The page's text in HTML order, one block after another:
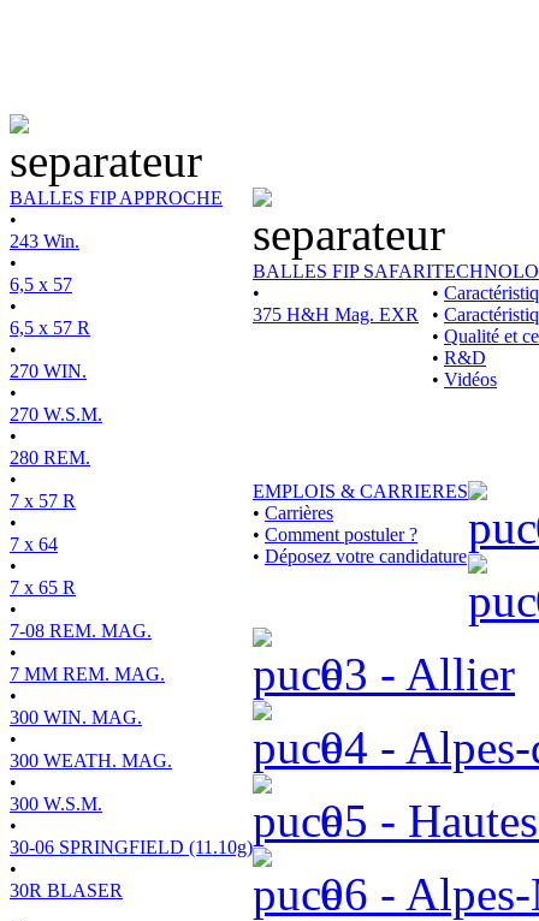
BALLES FIP APPROCHE
•
243 Win.
•
6,5 x 57
•
6,5 x 57 R
•
270 WIN.
•
270 W.S.M.
•
280 REM.
•
7 x 57 R
•
7 x 64
•
7 x 65 R
•
7-08 REM. MAG.
•
7 MM REM. MAG.
•
300 WIN. MAG.
•
300 WEATH. MAG.
•
300 W.S.M.
•
30-06 SPRINGFIELD (11.10g)
•
30R BLASER
BALLES FIP SAFARI
•
375 H&H Mag. EXR
•
•
• Qualité et
• R&D
• Vidéos
EMPLOIS & CARRIERES
• Carrières
• Comment postuler ?
• Déposez votre candidature
03 - Allier
04 - Alpes-
05 -
06 -